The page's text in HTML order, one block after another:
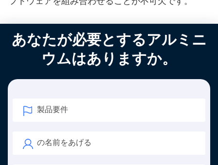
あなたが必要とするアルミニ
ウムはありますか。